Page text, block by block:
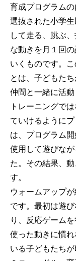
育成プログラム
選抜された小学
して走る、跳ぶ
な動きを月１回
いくものです。
とは、子どもた
仲間と一緒に活
トレーニングで
ていけるように
は、プログラム
使用して遊びな
た。その結果、
す。
ウォームアップ
です。最初は遊
り、反応ゲーム
使った動きに慣
いる子どもたち